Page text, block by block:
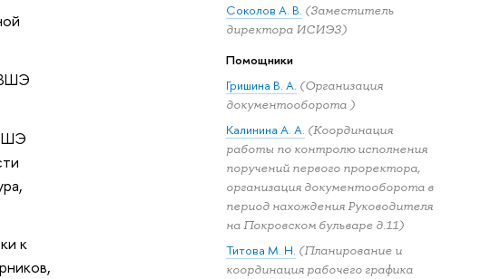
Соколов А. В. (Заместитель
директора ИСИЭЗ)
Помощники
Гришина В. А. (Организация
документооборота )
Калинина А. А. (Координация
работы по контролю исполнения
поручений первого проректора,
организация документооборота в
период нахождения Руководителя
на Покровском бульваре д.11)
Титова М. Н. (Планирование и
координация рабочего графика
к